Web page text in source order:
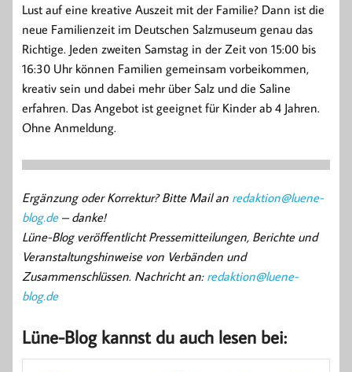
Lust auf eine kreative Auszeit mit der Familie? Dann ist die
neue Familienzeit im Deutschen Salzmuseum genau das
Richtige. Jeden zweiten Samstag in der Zeit von 15:00 bis
16:30 Uhr können Familien gemeinsam vorbeikommen,
kreativ sein und dabei mehr über Salz und die Saline
erfahren. Das Angebot ist geeignet für Kinder ab 4 Jahren.
Ohne Anmeldung.
Ergänzung oder Korrektur? Bitte Mail an redaktion@luene-
blog.de– danke!
Lüne-Blog veröffentlicht Pressemitteilungen, Berichte und
Veranstaltungshinweise von Verbänden und
Zusammenschlüssen. Nachricht an: redaktion@luene-
blog.de
Lüne-Blog kannst du auch lesen bei: